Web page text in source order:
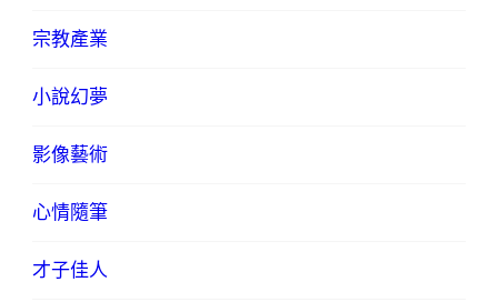
宗教產業
小說幻夢
影像藝術
心情隨筆
才子佳人